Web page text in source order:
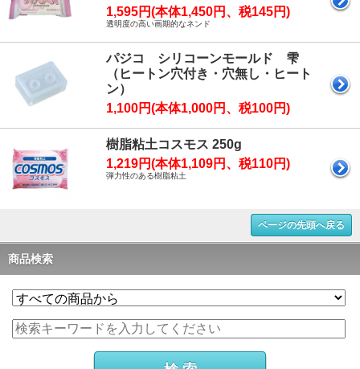
1,595円(本体1,450円、税145円)
透明度の高い画期的なネンド
パジコ シリコーンモールド 雫
（ヒートン穴付き・穴無し・ヒート
ン）
1,100円(本体1,000円、税100円)
樹脂粘土コスモス 250g
1,219円(本体1,109円、税110円)
弾力性のある樹脂粘土
ページの先頭へ戻る
商品検索